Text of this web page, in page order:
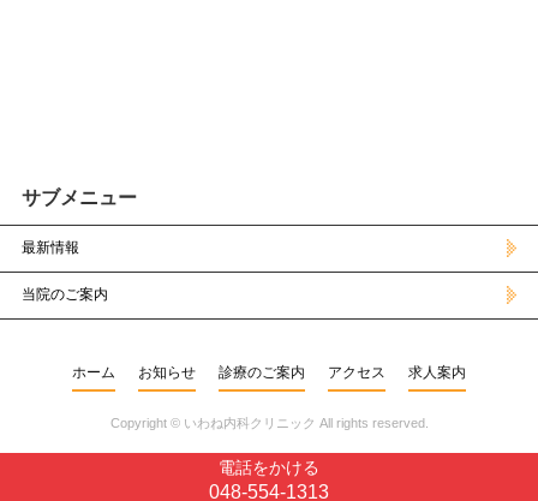
電話をかける
048-554-1313
サブメニュー
最新情報
当院のご案内
ホーム お知らせ 診療のご案内 アクセス 求人案内
Copyright © いわね内科クリニック All rights reserved.